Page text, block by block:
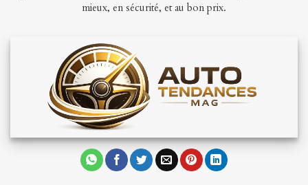
mieux, en sécurité, et au bon prix.